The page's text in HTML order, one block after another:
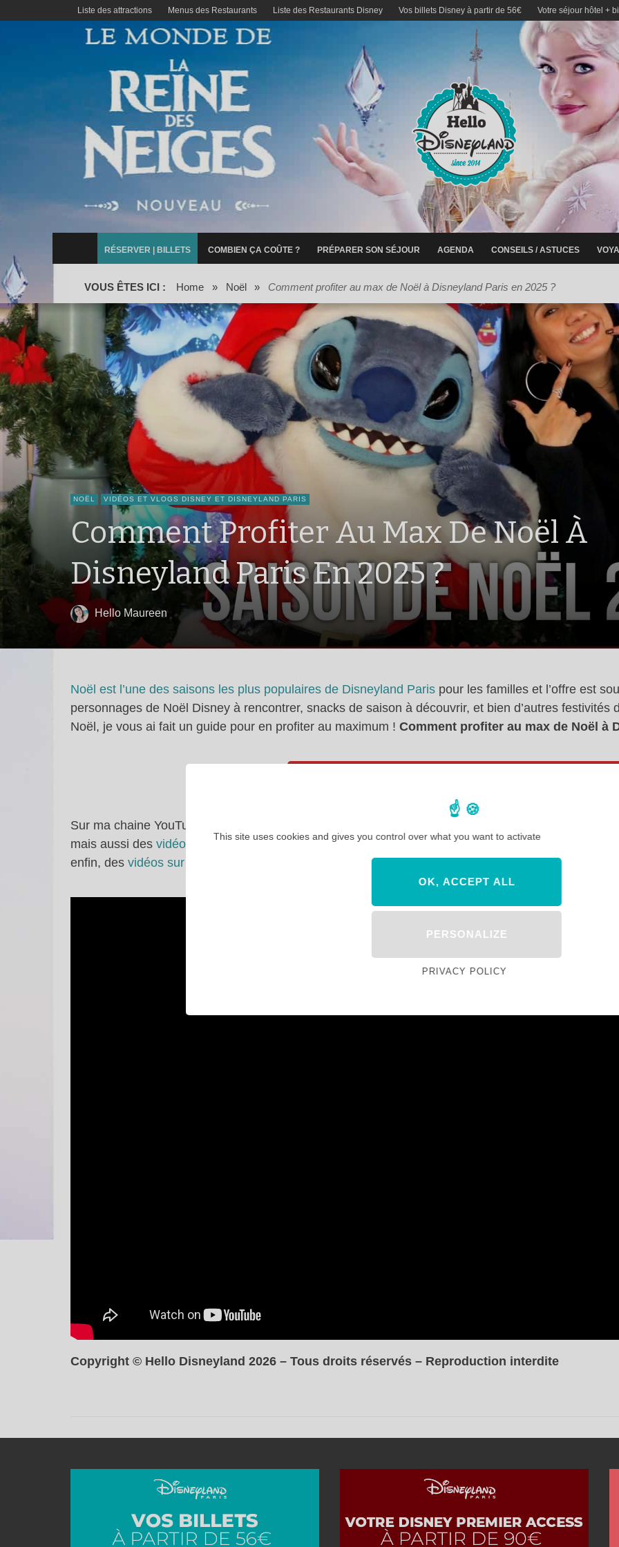
Liste des attractions Menus des Restaurants Liste des Restaurants Disney Vos billets Disney à partir de 56€ Votre séjour hôtel +
RÉSERVER | BILLETS COMBIEN ÇA COÛTE ? PRÉPARER SON SÉJOUR AGENDA CONSEILS / ASTUCES
VOUS ÊTES ICI : Home » Noël » Comment profiter au max de Noël à Disneyland Paris en 2025 ?
NOËL VIDÉOS ET VLOGS DISNEY ET DISNEYLAND PARIS
Comment Profiter Au Max De Noël À
Disneyland Paris En 2025 ?
Hello Maureen
Noël est l’une des saisons les plus populaires de Disneyland Paris pour les familles et l’offre est
personnages de Noël Disney à rencontrer, snacks de saison à découvrir, et bien d’autres
Noël, je vous ai fait un guide pour en profiter au maximum ! Comment profiter au max de Noël à
Sur ma chaine YouTube, vous retrouverez des
mais aussi des vidéos sur l’histoire de Disneyland Paris ,des conseils pour vos séjours à
enfin, des vidéos sur l’actualité Disney les secrets de Disneyland Paris
Copyright © Hello Disneyland 2026 – Tous droits réservés – Reproduction interdite
This site uses cookies and gives you control over what you want to activate
OK, ACCEPT ALL
PERSONALIZE
PRIVACY POLICY